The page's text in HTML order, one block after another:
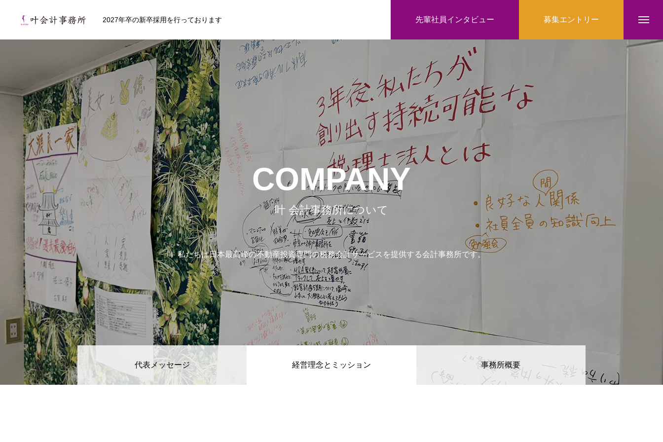
2027年卒の新卒採用を行っております 先輩社員インタビュー 募集エントリー
HOME
ABOUT 叶会計事務所について
代表メッセージ 経営理念とミッション 事務所概要 お知らせ
INTERVIEW 先輩社員インタビュー
小野 奨夕 古賀 真美
FEATURE 若手社員の本音対談
COMPANY
叶 会計事務所について
私たちは日本最高峰の不動産投資専門の税務会計サービスを提供する会計事務所です。
代表メッセージ 経営理念とミッション 事務所概要